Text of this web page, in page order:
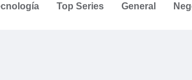
Top Series General